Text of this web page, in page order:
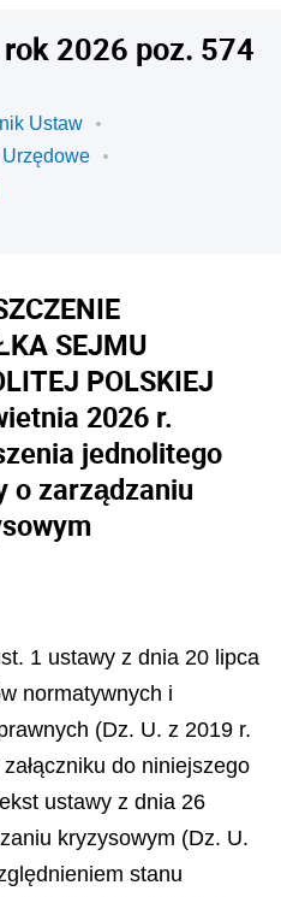
2026 poz. 574
Ustaw
SEJMU
POLSKIEJ
2026 r.
jednolitego
o zarządzaniu
1 ustawy z dnia 20 lipca
normatywnych i
(Dz. U. z 2019 r.
do niniejszego
ustawy z dnia 26
kryzysowym (Dz. U.
stanu